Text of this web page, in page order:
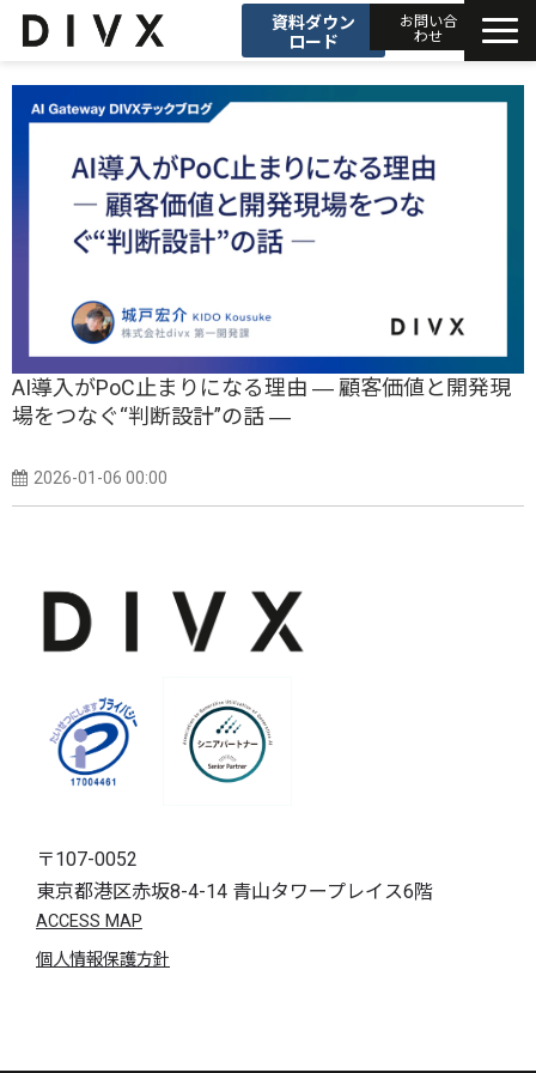
資料ダウン
ロード
お問い合
わせ
プロダクト
DIVXブログ
会社情報
AI導入がPoC止まりになる理由 ― 顧客価値と開発現
場をつなぐ“判断設計”の話 ―
2026-01-06 00:00
〒107-0052
東京都港区赤坂8-4-14 青山タワープレイス6階
ACCESS MAP
個人情報保護方針